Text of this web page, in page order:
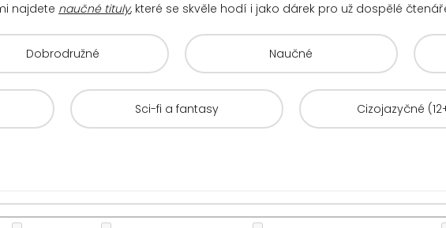
najdete naučné tituly, které se skvěle hodí i jako dárek pro už dospělé
Dobrodružné Naučné
Sci-fi a fantasy Cizojazyčné